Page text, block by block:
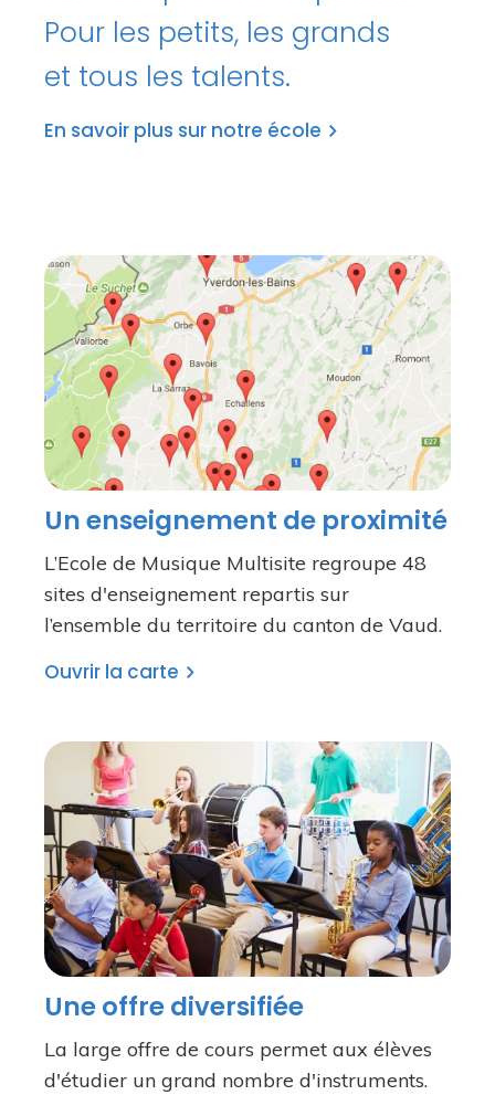
Pour les petits, les grands
et tous les talents.
En savoir plus sur notre école
Un enseignement de proximité
L’Ecole de Musique Multisite regroupe 48
sites d'enseignement repartis sur
l’ensemble du territoire du canton de Vaud.
Ouvrir la carte
Une offre diversifiée
La large offre de cours permet aux élèves
d'étudier un grand nombre d'instruments.